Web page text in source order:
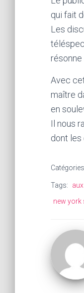
qui fait
Les
Avec
maître
en
Il nous
dont les
Tags:
new york